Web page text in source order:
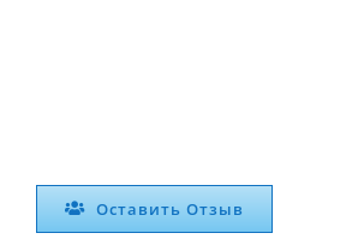
Оставить Отзыв